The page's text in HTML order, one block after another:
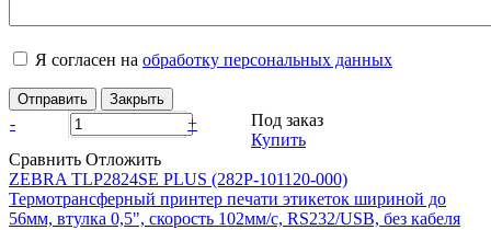
Я согласен на обработку персональных данных
Отправить Закрыть
- +
Под заказ
Купить
Сравнить Отложить
ZEBRA TLP2824SE PLUS (282P-101120-000)
Термотрансферный принтер печати этикеток шириной до
56мм, втулка 0,5", скорость 102мм/с, RS232/USB, без кабеля